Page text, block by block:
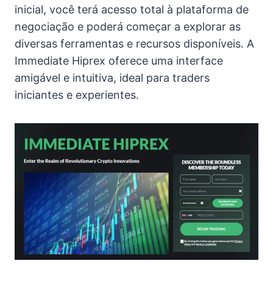
inicial, você terá acesso total à plataforma de
negociação e poderá começar a explorar as
diversas ferramentas e recursos disponíveis. A
Immediate Hiprex oferece uma interface
amigável e intuitiva, ideal para traders
iniciantes e experientes.